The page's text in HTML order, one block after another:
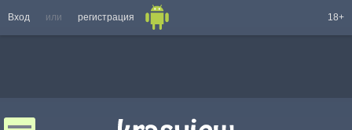
Вход или регистрация 18+